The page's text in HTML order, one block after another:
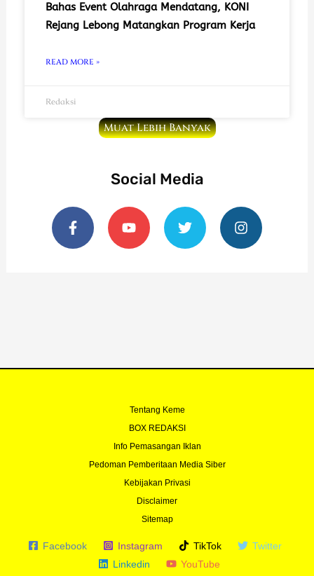
Bahas Event Olahraga Mendatang, KONI
Rejang Lebong Matangkan Program Kerja
READ MORE »
Redaksi
Muat Lebih Banyak
Social Media
F
a
c
e
Y
o
u
t
T
w
i
t
I
n
s
t
Tentang Keme
BOX REDAKSI
Info Pemasangan Iklan
Pedoman Pemberitaan Media Siber
Kebijakan Privasi
Disclaimer
Sitemap
Facebook Instagram TikTok
Twitter
Linkedin
YouTube